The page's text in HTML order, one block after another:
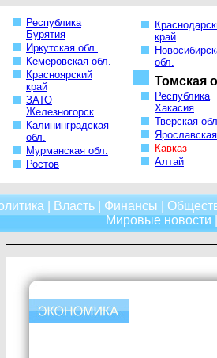
Республика
Бурятия
Иркутская обл.
Кемеровская обл.
Красноярский
край
ЗАТО
Железногорск
Калининградская
обл.
Мурманская обл.
Ростов
край
обл.
Томская
Республика
Хакасия
Тверская
Кавказ
Алтай
Власть| Финансы
Мировые новости